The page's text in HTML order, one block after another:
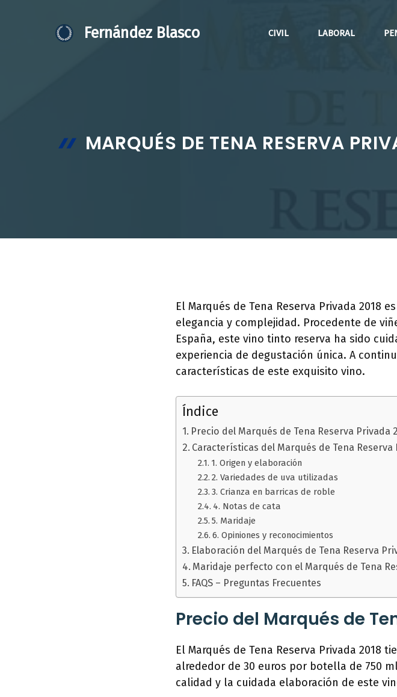
Fernández Blasco CIVIL LABORAL
MARQUÉS DE TENA RESERVA
El Marqués de Tena Reserva Privada 2018
elegancia y complejidad. Procedente de
España, este vino tinto reserva ha sido
experiencia de degustación única. A
características de este exquisito vino.
Índice
Precio del Marqués de Tena Reserva Privada
Características del Marqués de Tena Reserva
1. Origen y elaboración
2. Variedades de uva utilizadas
3. Crianza en barricas de roble
4. Notas de cata
5. Maridaje
6. Opiniones y reconocimientos
Elaboración del Marqués de Tena Reserva
Maridaje perfecto con el Marqués de Tena
FAQS – Preguntas Frecuentes
Precio del Marqués de
El Marqués de Tena Reserva Privada 2018
alrededor de 30 euros por botella de 750
calidad y la cuidada elaboración de este